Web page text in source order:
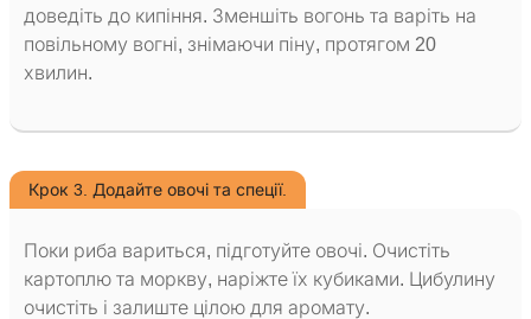
доведіть до кипіння. Зменшіть вогонь та варіть на
повільному вогні, знімаючи піну, протягом 20
хвилин.
Крок 3. Додайте овочі та спеції.
Поки риба вариться, підготуйте овочі. Очистіть
картоплю та моркву, наріжте їх кубиками. Цибулину
очистіть і залиште цілою для аромату.